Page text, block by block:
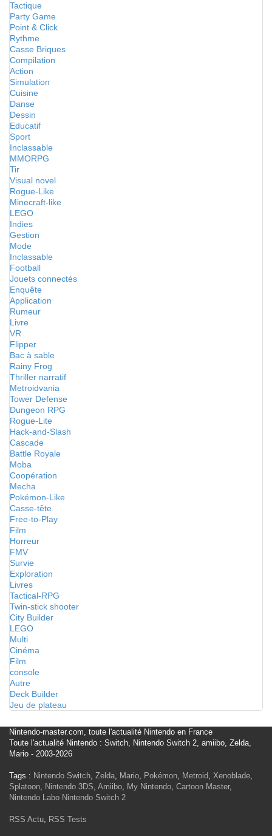
Tactique
Party Game
Point & Click
Rythme
Casse Briques
Compilation
Action
Simulation
Cuisine
Danse
Dessin
Educatif
Sport
Inclassable
MMORPG
Tir
Visual novel
Rogue-Like
Minecraft-like
LEGO
Indies
Gestion
Mode
Inclassable
Football
Jouets connectés
Enquête
Application
Rumeur
Livre
VR
Flipper
Bac à sable
Rainy Frog
Thriller narratif
Metroidvania
Tower Defense
Dungeon RPG
Rogue-Lite
Hack-and-Slash
Cascade
Battle Royale
Moba
Coopération
Mecha
Pokémon-Like
Casse-tête
Free-to-Play
Film
Horreur
FMV
Survie
Exploration
Livres
Tactical-RPG
Twin-stick shooter
City Builder
LEGO
Multi
Cinéma
Film
console
Autre
Deck Builder
Jeu de plateau
Nintendo-master.com, toute l'actualité Nintendo en France
Toute l'actualité Nintendo : Switch, Nintendo Switch 2, amiibo, Zelda,
Mario - 2003-2026
Tags : Nintendo Switch, Zelda, Mario, Pokémon, Metroid, Xenoblade,
Splatoon, Nintendo 3DS, Amiibo, My Nintendo, Cartoon Master,
Nintendo Labo Nintendo Switch 2
RSS Actu, RSS Tests